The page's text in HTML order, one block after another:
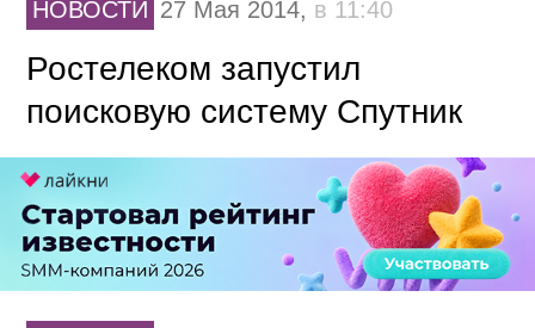
НОВОСТИ 27 Мая 2014, в 11:40
Ростелеком запустил
поисковую систему Спутник